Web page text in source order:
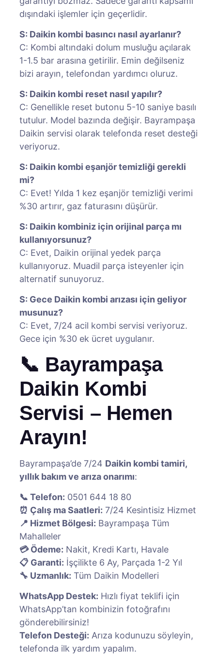
dışındaki işlemler için geçerlidir.
S: Daikin kombi basıncı nasıl ayarlanır?
C: Kombi altındaki dolum musluğu açılarak
1-1.5 bar arasına getirilir. Emin değilseniz
bizi arayın, telefondan yardımcı oluruz.
S: Daikin kombi reset nasıl yapılır?
C: Genellikle reset butonu 5-10 saniye basılı
tutulur. Model bazında değişir. Bayrampaşa
Daikin servisi olarak telefonda reset desteği
veriyoruz.
S: Daikin kombi eşanjör temizliği gerekli
mi?
C: Evet! Yılda 1 kez eşanjör temizliği verimi
%30 artırır, gaz faturasını düşürür.
S: Daikin kombiniz için orijinal parça mı
kullanıyorsunuz?
C: Evet, Daikin orijinal yedek parça
kullanıyoruz. Muadil parça isteyenler için
alternatif sunuyoruz.
S: Gece Daikin kombi arızası için geliyor
musunuz?
C: Evet, 7/24 acil kombi servisi veriyoruz.
Gece için %30 ek ücret uygulanır.
📞 Bayrampaşa
Daikin Kombi
Servisi – Hemen
Arayın!
Bayrampaşa’de 7/24 Daikin kombi tamiri,
yıllık bakım ve arıza onarımı:
📞 Telefon: 0501 644 18 80
⏰ Çalış ma Saatleri: 7/24 Kesintisiz Hizmet
📍 Hizmet Bölgesi: Bayrampaşa Tüm
Mahalleler
💳 Ödeme: Nakit, Kredi Kartı, Havale
📋 Garanti: İşçilikte 6 Ay, Parçada 1-2 Yıl
🔧 Uzmanlık: Tüm Daikin Modelleri
WhatsApp Destek: Hızlı fiyat teklifi için
WhatsApp’tan kombinizin fotoğrafını
gönderebilirsiniz!
Telefon Desteği: Arıza kodunuzu söyleyin,
telefonda ilk yardım yapalım.